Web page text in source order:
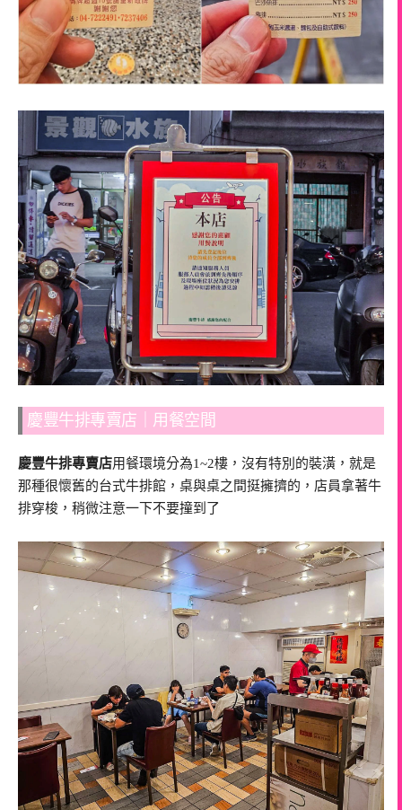
慶豐牛排專賣店｜用餐空間
慶豐牛排專賣店用餐環境分為1~2樓，沒有特別的裝潢，就是
那種很懷舊的台式牛排館，桌與桌之間挺擁擠的，店員拿著牛
排穿梭，稍微注意一下不要撞到了